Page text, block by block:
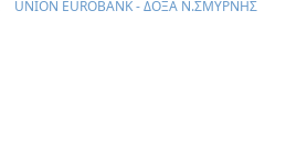
UNION EUROBANK - ΔΟΞΑ Ν.ΣΜΥΡΝΗΣ